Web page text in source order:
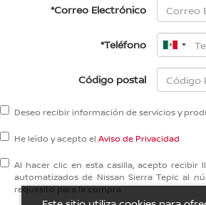
*Correo Electrónico
*Teléfono
Código postal
Deseo recibir información de servicios y
He leído y acepto el Aviso de Privacidad
Al hacer clic en esta casilla, acepto recibir
automatizados de Nissan Sierra Tepic al
requesito para la compra.